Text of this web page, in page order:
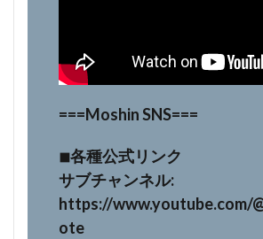
===Moshin SNS===
◾︎各種公式リンク
サブチャンネル:
https://www.youtube.com/
ote